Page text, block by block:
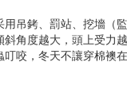
用吊銬、罰站、挖墻（
斜角度越大，頭上受力
叮咬，冬天不讓穿棉襖